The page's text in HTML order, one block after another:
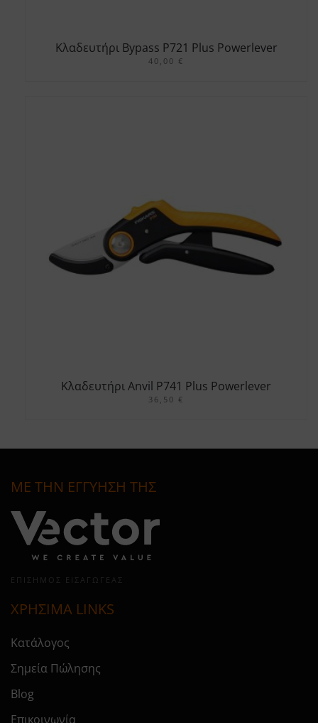
Κλαδευτήρι Bypass P721 Plus Powerlever
40,00 €
Κλαδευτήρι Anvil P741 Plus Powerlever
36,50 €
ΜΕ ΤΗΝ ΕΓΓΥΗΣΗ ΤΗΣ
ΕΠΊΣΗΜΟΣ ΕΙΣΑΓΩΓΈΑΣ
ΧΡΗΣΙΜΑ LINKS
Κατάλογος
Σημεία Πώλησης
Blog
Επικοινωνία